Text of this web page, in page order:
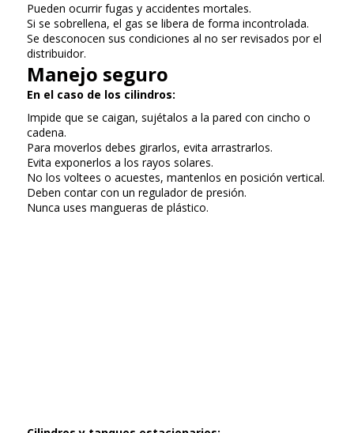
Pueden ocurrir fugas y accidentes mortales.
Si se sobrellena, el gas se libera de forma incontrolada.
Se desconocen sus condiciones al no ser revisados por el
distribuidor.
Manejo seguro
En el caso de los cilindros:
Impide que se caigan, sujétalos a la pared con cincho o
cadena.
Para moverlos debes girarlos, evita arrastrarlos.
Evita exponerlos a los rayos solares.
No los voltees o acuestes, mantenlos en posición vertical.
Deben contar con un regulador de presión.
Nunca uses mangueras de plástico.